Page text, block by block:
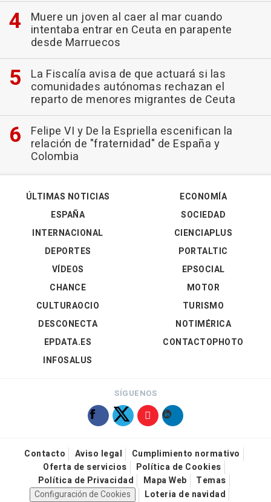
Muere un joven al caer al mar cuando
intentaba entrar en Ceuta en parapente
desde Marruecos
La Fiscalía avisa de que actuará si las
comunidades autónomas rechazan el
reparto de menores migrantes de Ceuta
Felipe VI y De la Espriella escenifican la
relación de "fraternidad" de España y
Colombia
ÚLTIMAS NOTICIAS
ESPAÑA
INTERNACIONAL
DEPORTES
VÍDEOS
ECONOMÍA
SOCIEDAD
CIENCIAPLUS
PORTALTIC
EPSOCIAL
CHANCE
CULTURAOCIO
DESCONECTA
EPDATA.ES
INFOSALUS
MOTOR
TURISMO
NOTIMÉRICA
CONTACTOPHOTO
SÍGUENOS
Contacto Aviso legal
Cumplimiento normativo
Oferta de servicios
Política de Cookies
Política de Privacidad
Mapa Web
Temas
Configuración de Cookies
Loteria de navidad